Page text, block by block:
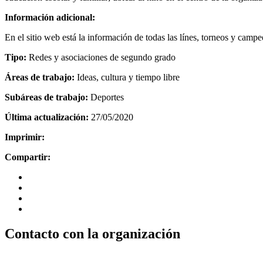
Información adicional:
En el sitio web está la información de todas las línes, torneos y
Tipo: Redes y asociaciones de segundo grado
Áreas de trabajo: Ideas, cultura y tiempo libre
Subáreas de trabajo: Deportes
Última actualización: 27/05/2020
Imprimir:
Compartir:
Contacto con la organización